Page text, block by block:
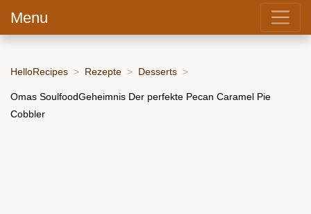
Menu
HelloRecipes Rezepte Desserts
Omas SoulfoodGeheimnis Der perfekte Pecan Caramel Pie
Cobbler